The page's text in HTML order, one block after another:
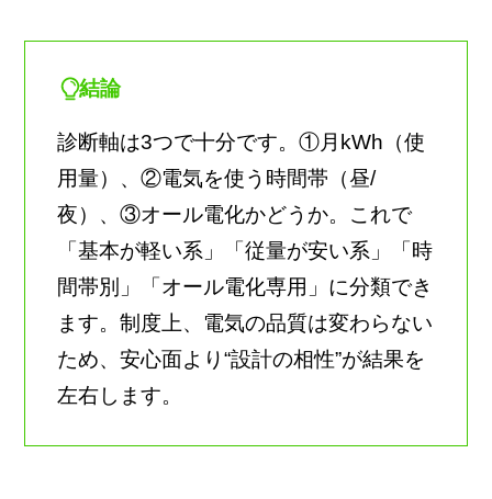
結論
診断軸は3つで十分です。①月kWh（使
用量）、②電気を使う時間帯（昼/
夜）、③オール電化かどうか。これで
「基本が軽い系」「従量が安い系」「時
間帯別」「オール電化専用」に分類でき
ます。制度上、電気の品質は変わらない
ため、安心面より“設計の相性”が結果を
左右します。